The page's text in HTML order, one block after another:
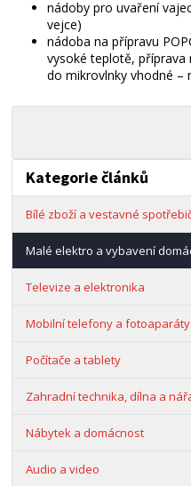
nádoby pro uvaření
vejce)
nádoba na přípravu
vysoké teplotě, příprava
do mikrovlnky vhodné –
Kategorie článků
Bílé zboží a vestavné
Malé elektro a vybavení
Televize a elektronika
Mobilní telefony a fotoaparáty
Počítače a tablety
Zahradní technika, dílna a
Nábytek a domácnost
Audio a video